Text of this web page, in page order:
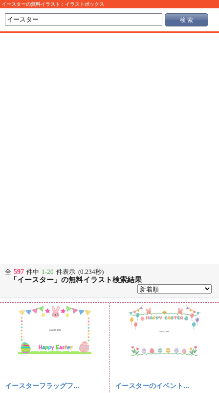
イースターの無料イラスト：イラストボックス
検 索
全 597 件中 1-20 件表示 (0.234秒)
「イースター」の無料イラスト検索結果
イースターフラッグフ... イースターのイベント...